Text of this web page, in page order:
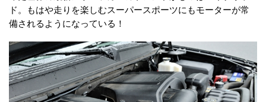
ド。もはや走りを楽しむスーパースポーツにもモーターが常
備されるようになっている！